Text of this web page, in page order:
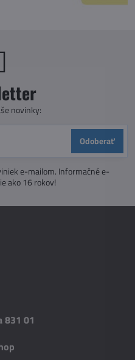
novinky:
Odoberať
e-mailom. Informačné e-
ako 16 rokov!
831 01